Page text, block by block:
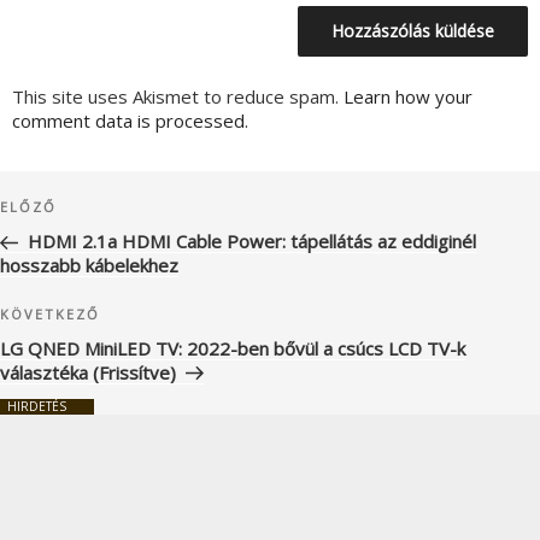
This site uses Akismet to reduce spam. Learn how your
comment data is processed.
navigáció
Korábbi
bejegyzés
ELŐZŐ
HDMI 2.1a HDMI Cable Power: tápellátás az eddiginél
hosszabb kábelekhez
Következő
bejegyzés
KÖVETKEZŐ
LG QNED MiniLED TV: 2022-ben bővül a csúcs LCD TV-k
választéka (Frissítve)
HIRDETÉS